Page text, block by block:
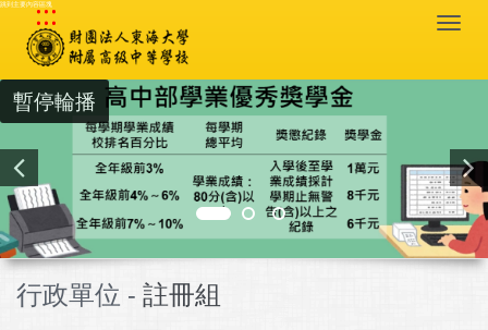
跳到主要內容區塊
:::
暫停輪播
行政單位 - 註冊組